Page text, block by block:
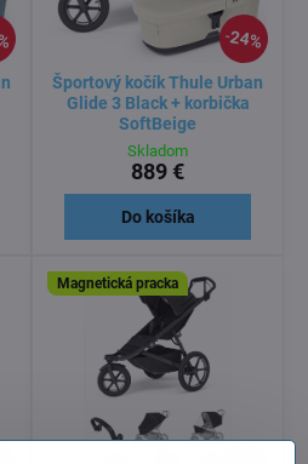
24%
Športový kočík Thule Urban
Glide 3 Black + korbička
SoftBeige
Skladom
889 €
Do košíka
Magnetická pracka